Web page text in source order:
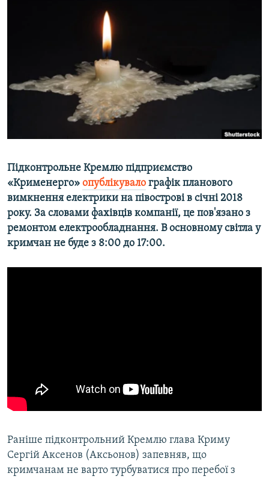
ВІДЕОУРОКИ «ELIFBE»
СВІДЧЕННЯ ОКУПАЦІЇ
УКРАЇНСЬКА ПРОБЛЕМА КРИМУ
ЯК ОБІЙТИ БЛОКУВАННЯ
Русский
Усі сайти RFE/RL
Підконтрольне Кремлю підприємство
«Крименерго» опублікувало графік планового
вимкнення електрики на півострові в січні 2018
року. За словами фахівців компанії, це пов'язано з
ремонтом електрообладнання. В основному світла у
кримчан не буде з 8:00 до 17:00.
Раніше підконтрольний Кремлю глава Криму
Сергій Аксенов (Аксьонов) запевняв, що
кримчанам не варто турбуватися про перебої з